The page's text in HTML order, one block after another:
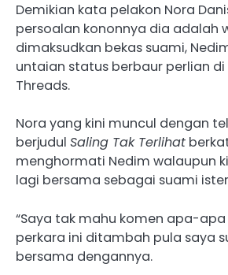
Demikian kata pelakon Nora
persoalan kononnya dia adalah
dimaksudkan bekas suami,
untaian status berbaur perlian
Threads.
Nora yang kini muncul dengan
berjudul Saling Tak Terlihat
menghormati Nedim walaupun
lagi bersama sebagai suami
“Saya tak mahu komen apa-
perkara ini ditambah pula saya
bersama dengannya.